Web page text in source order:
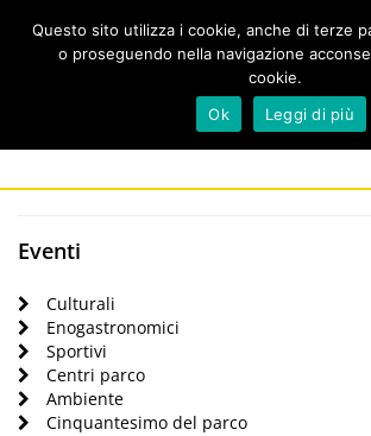
Eventi
Culturali
Enogastronomici
Sportivi
Centri parco
Ambiente
Cinquantesimo del parco
Questo sito utilizza i cookie, anche di terze
o proseguendo nella navigazione
cookie.
Ok
Leggi di più